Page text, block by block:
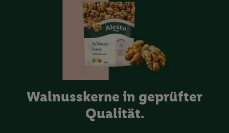
Walnusskerne in geprüfter
Qualität.